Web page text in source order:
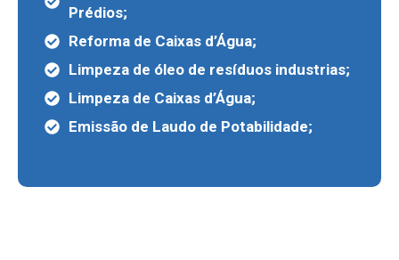
Prédios;
Reforma de Caixas d’Água;
Limpeza de óleo de resíduos industrias;
Limpeza de Caixas d’Água;
Emissão de Laudo de Potabilidade;